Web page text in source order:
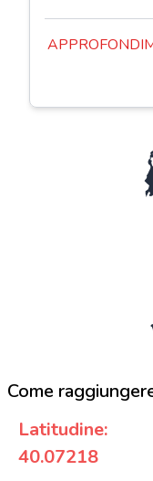
Come
Latitudine:
40.07218